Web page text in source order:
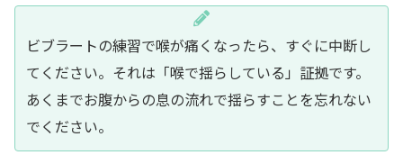
ビブラートの練習で喉が痛くなったら、すぐに中断し
てください。それは「喉で揺らしている」証拠です。
あくまでお腹からの息の流れで揺らすことを忘れない
でください。